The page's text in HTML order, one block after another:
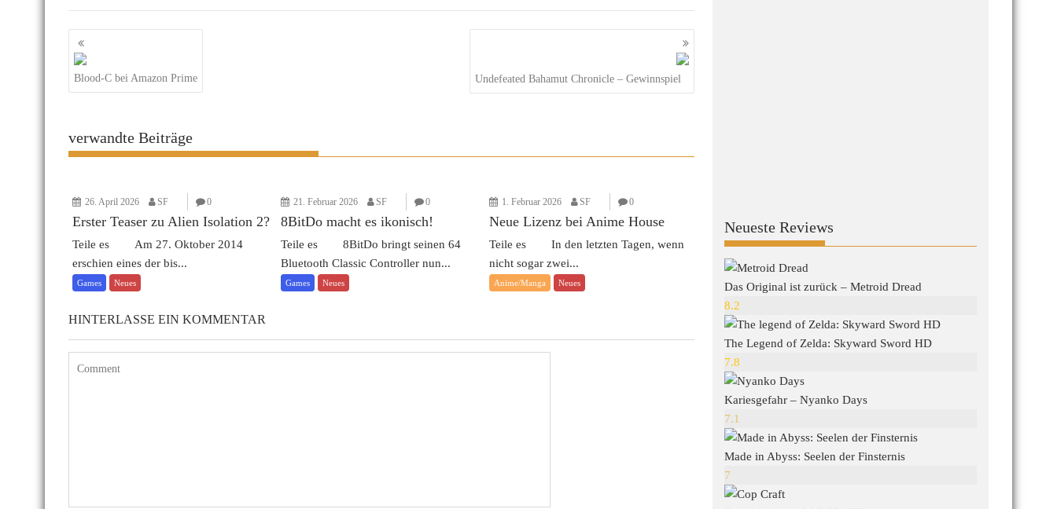
Beitragsnavigation
Blood-C bei Amazon Prime Undefeated Bahamut Chronicle – Gewinnspiel
verwandte Beiträge
26. April 2026 SF 0
Erster Teaser zu Alien Isolation 2?
Teile es Am 27. Oktober 2014
erschien eines der bis...
Games Neues
21. Februar 2026 SF 0
8BitDo macht es ikonisch!
Teile es 8BitDo bringt seinen 64
Bluetooth Classic Controller nun...
Games Neues
1. Februar 2026 SF 0
Neue Lizenz bei Anime House
Teile es In den letzten Tagen, wenn
nicht sogar zwei...
Anime/Manga Neues
HINTERLASSE EIN KOMMENTAR
Neueste Reviews
Das Original ist zurück – Metroid Dread
8.2
The Legend of Zelda: Skyward Sword HD
7.8
Kariesgefahr – Nyanko Days
7.1
Made in Abyss: Seelen der Finsternis
7